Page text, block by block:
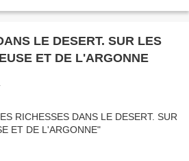
LE DESERT. SUR LES
ET DE L'ARGONNE